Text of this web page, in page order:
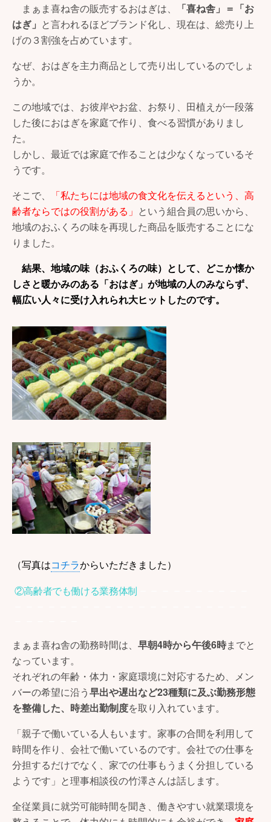
まぁま喜ね舎の販売するおはぎは、
「喜ね舎」＝「お
はぎ」 と言われるほどブランド化し、現在は、総売り上
げの３割強を占めています。
なぜ、おはぎを主力商品として売り出しているのでしょ
うか。
この地域では、お彼岸やお盆、お祭り、田植えが一段落
した後におはぎを家庭で作り、食べる習慣がありまし
た。
しかし、最近では家庭で作ることは少なくなっているそ
うです。
そこで、
「私たちには地域の食文化を伝えるという、高
齢者ならではの役割がある」 という組合員の思いから、
地域のおふくろの味を再現した商品を販売することにな
りました。
結果、地域の味（おふくろの味）として、どこか懐か
しさと暖かみのある「おはぎ」が地域の人のみならず、
幅広い人々に受け入れられ大ヒットしたのです。
（写真はコチラからいただきました）
②高齢者でも働ける業務体制
まぁま喜ね舎の勤務時間は、 早朝4時から午後6時までと
なっています。
それぞれの年齢・体力・家庭環境に対応するため、メン
バーの希望に沿う早出や遅出など23種類に及ぶ勤務形態
を整備した、時差出勤制度を取り入れています。
「親子で働いている人もいます。家事の合間を利用して
時間を作り、会社で働いているのです。会社での仕事を
分担するだけでなく、家での仕事もうまく分担している
ようです」と理事相談役の竹澤さんは話します。
全従業員に就労可能時間を聞き、働きやすい就業環境を